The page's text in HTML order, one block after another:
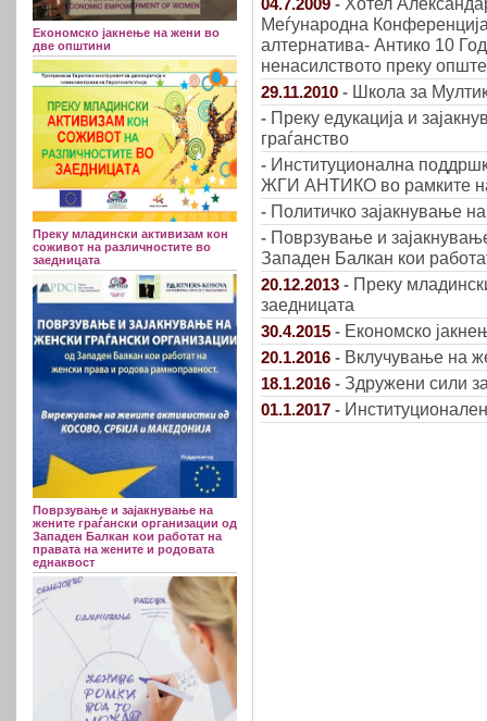
Економско јакнење на жени во
две општини
Преку младински активизам кон
соживот на различностите во
заедницата
Поврзување и зајакнување на
жените граѓански организации од
Западен Балкан кои работат на
правата на жените и родовата
еднаквост
04.7.2009 -
Меѓународна
алтернатива- Антико 10
ненасилството преку
29.11.2010 - Школа за
- Преку едукација и
граѓанство
- Институционална
ЖГИ АНТИКО во рамките
- Политичко зајакнување
- Поврзување и
Западен Балкан кои
20.12.2013 - Преку
заедницата
30.4.2015 - Економско
20.1.2016 - Вклучување на
18.1.2016 - Здружени сили
01.1.2017 -